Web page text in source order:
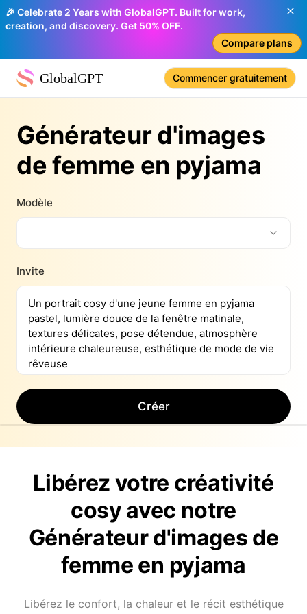
🎉 Celebrate 2 Years with GlobalGPT. Built for work,
creation, and discovery. Get 50% OFF.
Compare plans
GlobalGPT Commencer gratuitement
Générateur d'images
de femme en pyjama
Modèle
Invite
Créer
Libérez votre créativité
cosy avec notre
Générateur d'images de
femme en pyjama
Libérez le confort, la chaleur et le récit esthétique